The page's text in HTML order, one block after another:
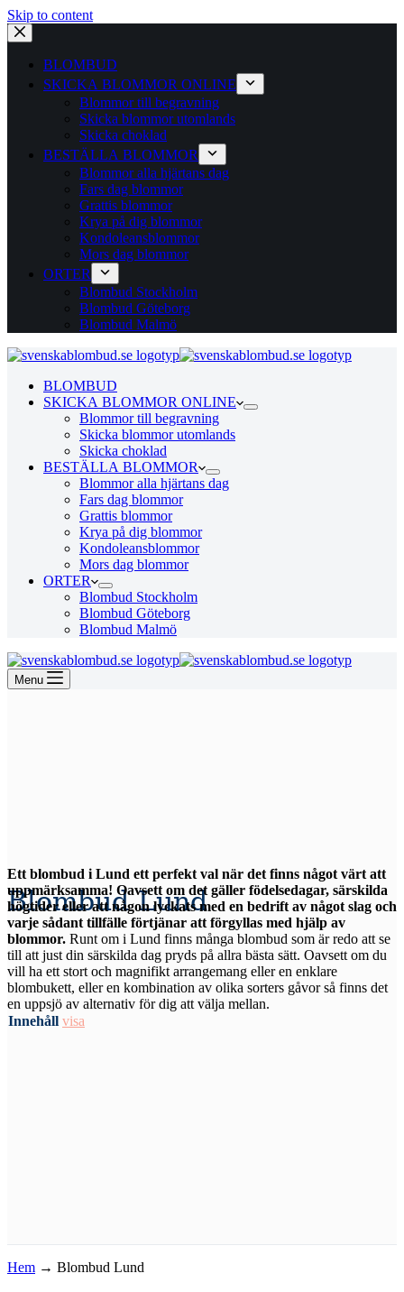
Skip to content
BLOMBUD
SKICKA BLOMMOR ONLINE
Blommor till begravning
Skicka blommor utomlands
Skicka choklad
BESTÄLLA BLOMMOR
Blommor alla hjärtans dag
Fars dag blommor
Grattis blommor
Krya på dig blommor
Kondoleansblommor
Mors dag blommor
ORTER
Blombud Stockholm
Blombud Göteborg
Blombud Malmö
BLOMBUD
SKICKA BLOMMOR ONLINE
Blommor till begravning
Skicka blommor utomlands
Skicka choklad
BESTÄLLA BLOMMOR
Blommor alla hjärtans dag
Fars dag blommor
Grattis blommor
Krya på dig blommor
Kondoleansblommor
Mors dag blommor
ORTER
Blombud Stockholm
Blombud Göteborg
Blombud Malmö
Menu
Blombud Lund
Ett blombud i Lund ett perfekt val när det finns något värt att
uppmärksamma! Oavsett om det gäller födelsedagar, särskilda
högtider eller att någon lyckats med en bedrift av något slag och
varje sådant tillfälle förtjänar att förgyllas med hjälp av
blommor.
till att just din särskilda dag pryds på allra bästa sätt. Oavsett om du
vill ha ett stort och magnifikt arrangemang eller en enklare
blombukett, eller en kombination av olika sorters gåvor så finns det
en uppsjö av alternativ för dig att välja mellan.
Innehåll visa
Hem → Blombud Lund